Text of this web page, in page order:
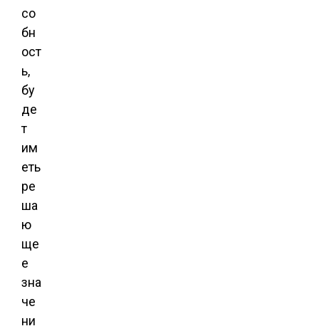
со
бн
ост
ь,
бу
де
т
им
еть
ре
ша
ю
ще
е
зна
че
ни